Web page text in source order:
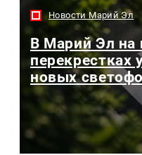
Новости Марий Эл
В Марий Эл на
перекрестках
новых